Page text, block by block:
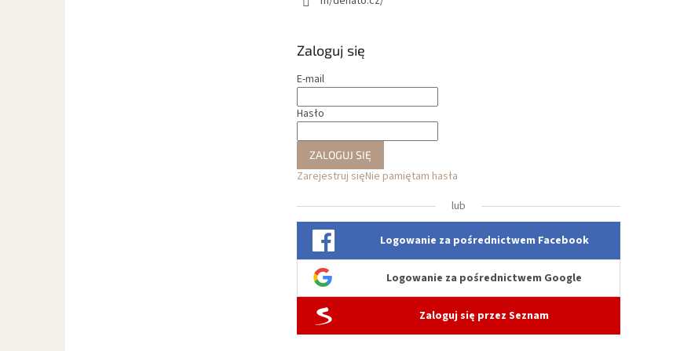
Zaloguj się
E-mail
Hasło
ZALOGUJ SIĘ
Zarejestruj sięNie pamiętam hasła
lub
Logowanie za pośrednictwem Facebook
Logowanie za pośrednictwem Google
Zaloguj się przez Seznam